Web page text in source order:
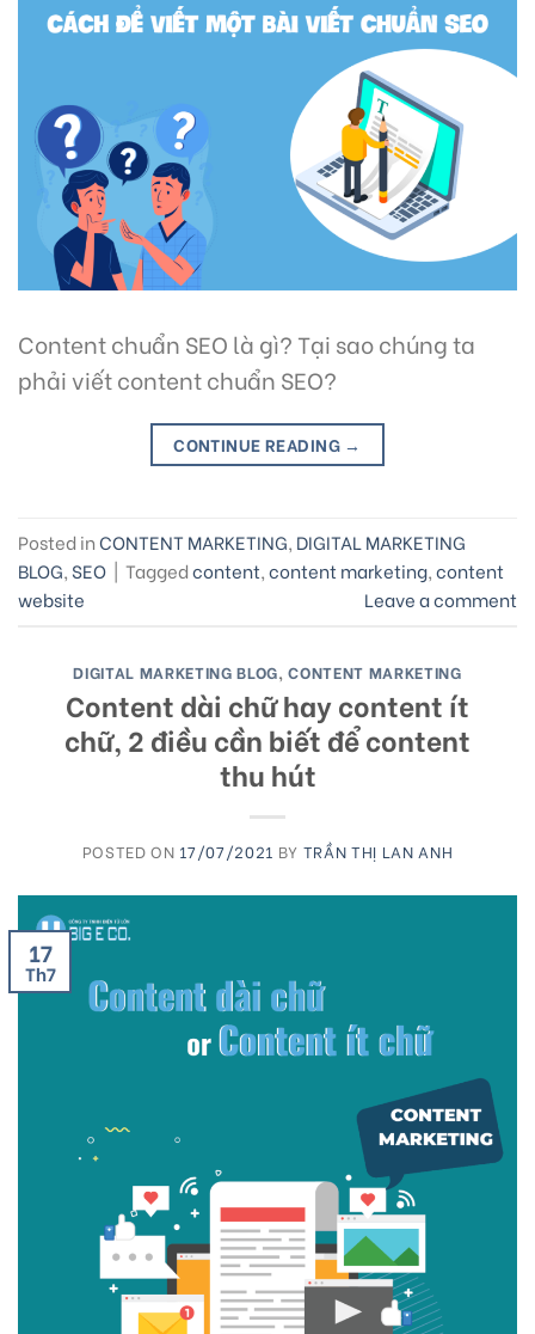
Content chuẩn SEO là gì? Tại sao chúng ta
phải viết content chuẩn SEO?
CONTINUE READING →
Posted inCONTENT MARKETING, DIGITAL MARKETING
BLOG, SEO | Taggedcontent,content marketing,content
website
Leave a comment
DIGITAL MARKETING BLOG,CONTENT MARKETING
Content dài chữ hay content ít
chữ, 2 điều cần biết để content
thu hút
POSTED ON 17/07/2021 BY TRẦN THỊ LAN ANH
17
Th7